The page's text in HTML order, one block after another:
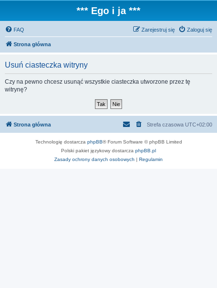
*** Ego i ja ***
FAQ Zaloguj się
Zarejestruj się
Strona główna
Usuń ciasteczka witryny
Czy na pewno chcesz usunąć wszystkie ciasteczka utworzone przez tę
witrynę?
Strona główna Strefa czasowa UTC+02:00
Technologię dostarcza phpBB® Forum Software © phpBB Limited
Polski pakiet językowy dostarcza phpBB.pl
Zasady ochrony danych osobowych | Regulamin